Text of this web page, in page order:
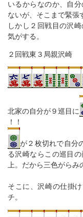
いるからなのか、自
ないが、そこまで緊張
しかし２回戦目の沢
気がする。
２回戦東３局親沢崎
北家の自分が９巡目に
！！
が２枚切れで自分
る沢崎ならこの巡目
上。だから三色がらみ
そこに、沢崎の仕掛
チ。